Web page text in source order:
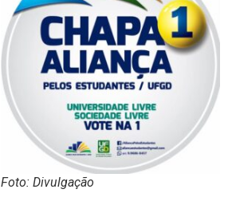
Foto: Divulgação